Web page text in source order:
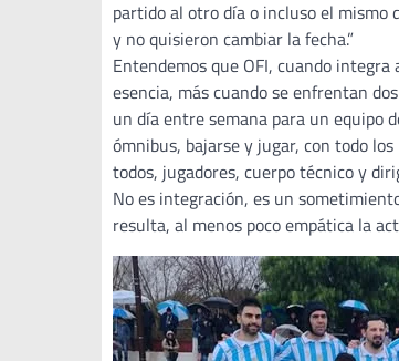
partido al otro día o incluso el mismo
y no quisieron cambiar la fecha.”
Entendemos que OFI, cuando
esencia, más cuando se enfrentan
un día entre semana para un equipo
ómnibus, bajarse y jugar, con todo
todos, jugadores, cuerpo técnico y
No es integración, es un
resulta, al menos poco empática la